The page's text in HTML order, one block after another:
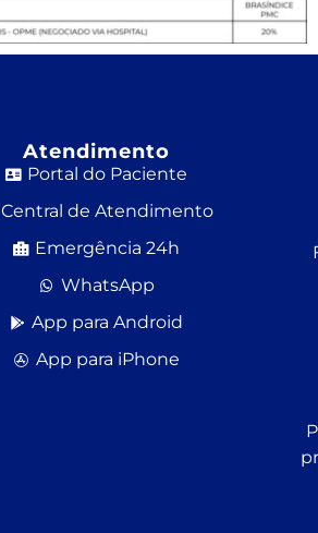
Atendimento
Portal do Paciente
Central de Atendimento
Emergência 24h
WhatsApp
App para Android
App para iPhone